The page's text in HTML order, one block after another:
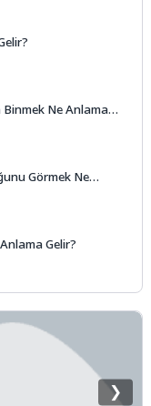
Ne Anlama
Görmek Ne
Gelir?
❯